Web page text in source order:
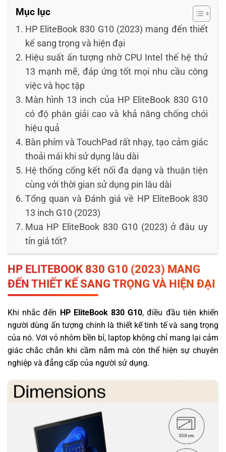
Mục lục
HP EliteBook 830 G10 (2023) mang đến thiết
kế sang trọng và hiện đại
Hiệu suất ấn tượng nhờ CPU Intel thế hệ thứ
13 mạnh mẽ, đáp ứng tốt mọi nhu cầu công
việc và học tập
Màn hình 13 inch của HP EliteBook 830 G10
có độ phân giải cao và khả năng chống chói
hiệu quả
Bàn phím và TouchPad rất nhạy, tạo cảm giác
thoải mái khi sử dụng lâu dài
Hệ thống cổng kết nối đa dạng và thuận tiện
cùng với thời gian sử dụng pin lâu dài
Tổng quan và Đánh giá về HP EliteBook 830
13 inch G10 (2023)
Mua HP EliteBook 830 G10 (2023) ở đâu uy
tín giá tốt?
HP ELITEBOOK 830 G10 (2023) MANG
ĐẾN THIẾT KẾ SANG TRỌNG VÀ HIỆN ĐẠI
Khi nhắc đến HP EliteBook 830 G10, điều đầu tiên khiến
người dùng ấn tượng chính là thiết kế tinh tế và sang trọng
của nó. Với vỏ nhôm bền bỉ, laptop không chỉ mang lại cảm
giác chắc chắn khi cầm nắm mà còn thể hiện sự chuyên
nghiệp và đẳng cấp của người sử dụng.